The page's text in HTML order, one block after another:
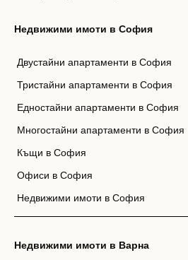
Недвижими имоти в София
Двустайни апартаменти в София
Тристайни апартаменти в София
Едностайни апартаменти в София
Многостайни апартаменти в София
Къщи в София
Офиси в София
Недвижими имоти в София
Недвижими имоти в Варна